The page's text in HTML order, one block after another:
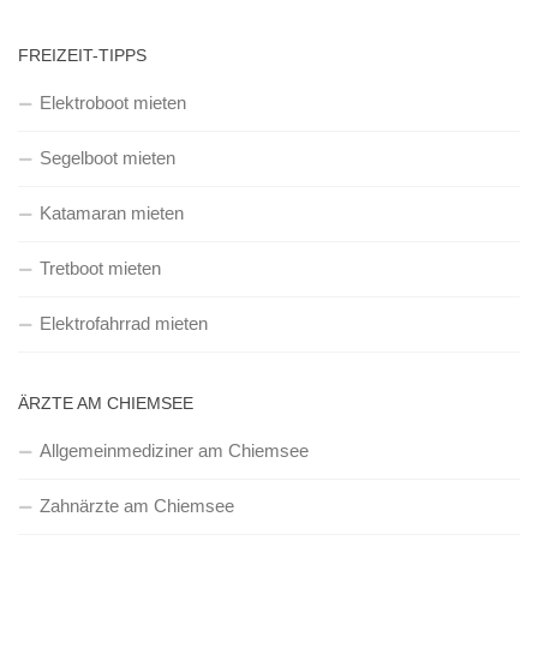
FREIZEIT-TIPPS
Elektroboot mieten
Segelboot mieten
Katamaran mieten
Tretboot mieten
Elektrofahrrad mieten
ÄRZTE AM CHIEMSEE
Allgemeinmediziner am Chiemsee
Zahnärzte am Chiemsee